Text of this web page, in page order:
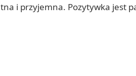
i przyjemna. Pozytywka jest